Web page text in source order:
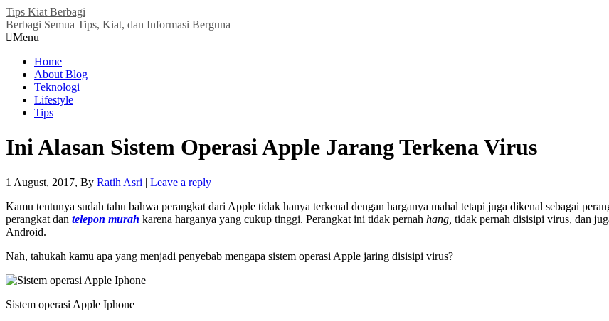
Tips Kiat Berbagi
Berbagi Semua Tips, Kiat, dan Informasi Berguna
Menu
Home
About Blog
Teknologi
Lifestyle
Tips
Ini Alasan Sistem Operasi Apple Jarang Terkena Virus
1 August, 2017, By Ratih Asri | Leave a reply
Kamu tentunya sudah tahu bahwa perangkat dari Apple tidak hanya terkenal dengan harganya mahal tetapi juga dikenal sebagai
perangkat dan telepon murah karena harganya yang cukup tinggi. Perangkat ini tidak pernah hang, tidak pernah disisipi virus, dan
Android.
Nah, tahukah kamu apa yang menjadi penyebab mengapa sistem operasi Apple jaring disisipi virus?
Sistem operasi Apple Iphone